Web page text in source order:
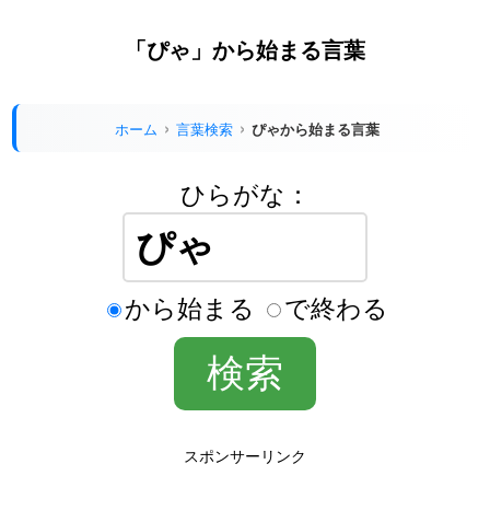
「ぴゃ」から始まる言葉
ホーム 言葉検索 ぴゃから始まる言葉
ひらがな：
から始まる で終わる
スポンサーリンク